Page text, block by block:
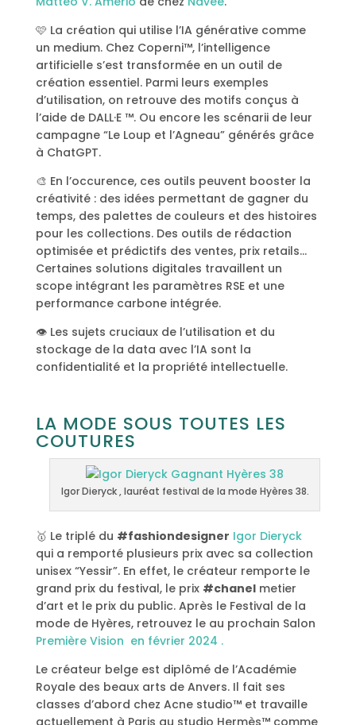
🩷 La création qui utilise l’IA générative comme
un medium. Chez Coperni™, l’intelligence
artificielle s’est transformée en un outil de
création essentiel. Parmi leurs exemples
d’utilisation, on retrouve des motifs conçus à
l’aide de DALL·E ™. Ou encore les scénarii de leur
campagne “Le Loup et l’Agneau” générés grâce
à ChatGPT.
🎨 En l’occurence, ces outils peuvent booster la
créativité : des idées permettant de gagner du
temps, des palettes de couleurs et des histoires
pour les collections. Des outils de rédaction
optimisée et prédictifs des ventes, prix retails…
Certaines solutions digitales travaillent un
scope intégrant les paramètres RSE et une
performance carbone intégrée.
👁 Les sujets cruciaux de l’utilisation et du
stockage de la data avec l’IA sont la
confidentialité et la propriété intellectuelle.
LA MODE SOUS TOUTES LES
COUTURES
Igor Dieryck , lauréat festival de la mode Hyères 38.
🥇 Le triplé du #fashiondesigner Igor Dieryck
qui a remporté plusieurs prix avec sa collection
unisex “Yessir”. En effet, le créateur remporte le
grand prix du festival, le prix #chanelmetier
d’art et le prix du public. Après le Festival de la
mode de Hyères, retrouvez le au prochain Salon
Première Vision en février 2024 .
Le créateur belge est diplômé de l’Académie
Royale des beaux arts de Anvers. Il fait ses
classes d’abord chez Acne studio™ et travaille